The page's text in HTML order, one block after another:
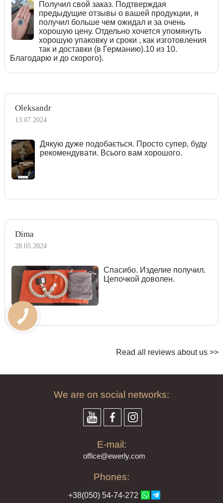
Получил свой заказ. Подтверждая
предыдущие отзывы о вашей продукции, я
получил больше чем ожидал и за очень
хорошую цену. Отдельно хочется упомянуть
хорошую упаковку и сроки , как изготовления
так и доставки (в Германию).10 из 10.
Благодарю и до скорого).
Oleksandr
13.07.2024
Дякую дуже подобається. Просто супер, буду
рекомендувати. Всього вам хорошого.
Dima
28.05.2024
Спасибо. Изделие получил.
Цепочкой доволен.
Read all reviews about us >>
We are on social networks:
E-mail:
office@ewerly.com
Phones:
+38(050) 54-74-272